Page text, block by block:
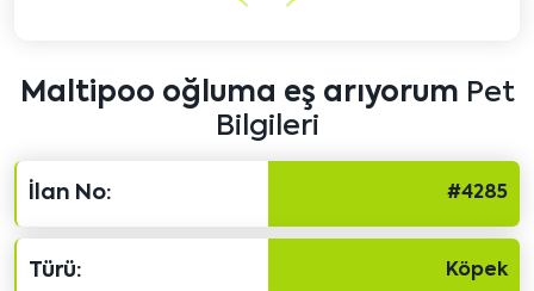
ÖncekiSonraki
Maltipoo oğluma eş arıyorum Pet
Bilgileri
İlan No: #4285
Türü: Köpek